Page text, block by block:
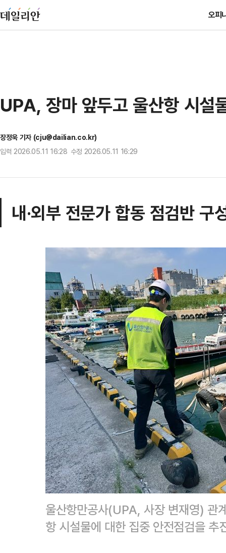
오피
UPA, 장마 앞두고 울산항 시설
장정욱 기자 (cju@dailian.co.kr)
입력 2026.05.11 16:28 수정 2026.05.11 16:29
내·외부 전문가 합동 점검반 구
울산항만공사(UPA, 사장 변재영) 관
항 시설물에 대한 집중 안전점검을